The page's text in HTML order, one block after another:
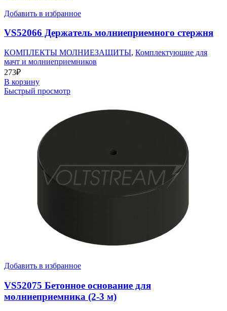
Добавить в избранное
VS52066 Держатель молниеприемного стержня
КОМПЛЕКТЫ МОЛНИЕЗАЩИТЫ, Комплектующие для
мачт и молниеприемников
273₽
В корзину
Быстрый просмотр
Добавить в избранное
VS52075 Бетонное основание для
молниеприемника (2-3 м)